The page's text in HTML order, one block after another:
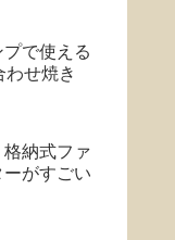
で使える
わせ焼き
格納式ファ
がすごい